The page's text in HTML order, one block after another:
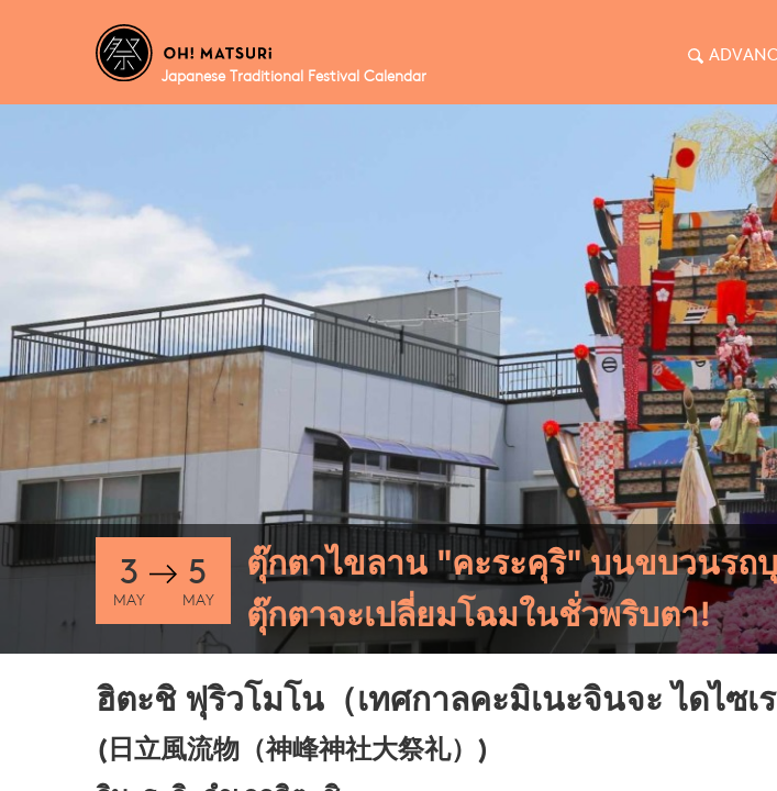
Japanese Traditional Festival Calendar
3
MAY
5
MAY
ตุ๊กตาไขลาน "คะระคุริ" บนขบวนรถ
ตุ๊กตาจะเปลี่ยมโฉมในชั่วพริบตา!
ฮิตะชิ ฟุริวโมโน（เทศกาลคะมิเนะจินจะ ไดไซเร
(日立風流物（神峰神社大祭礼）)